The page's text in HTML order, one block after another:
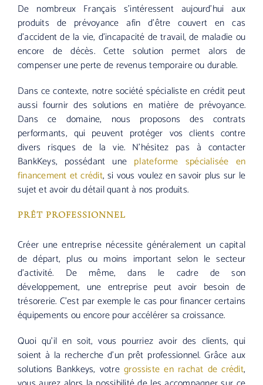
De nombreux Français s’intéressent aujourd’hui aux
produits de prévoyance afin d’être couvert en cas
d’accident de la vie, d’incapacité de travail, de maladie ou
encore de décès. Cette solution permet alors de
compenser une perte de revenus temporaire ou durable.
Dans ce contexte, notre société spécialiste en crédit peut
aussi fournir des solutions en matière de prévoyance.
Dans ce domaine, nous proposons des contrats
performants, qui peuvent protéger vos clients contre
divers risques de la vie. N’hésitez pas à contacter
BankKeys, possédant une plateforme spécialisée en
financement et crédit, si vous voulez en savoir plus sur le
sujet et avoir du détail quant à nos produits.
PRÊT PROFESSIONNEL
Créer une entreprise nécessite généralement un capital
de départ, plus ou moins important selon le secteur
d’activité. De même, dans le cadre de son
développement, une entreprise peut avoir besoin de
trésorerie. C’est par exemple le cas pour financer certains
équipements ou encore pour accélérer sa croissance.
Quoi qu’il en soit, vous pourriez avoir des clients, qui
soient à la recherche d’un prêt professionnel. Grâce aux
solutions Bankkeys, votregrossiste en rachat de crédit,